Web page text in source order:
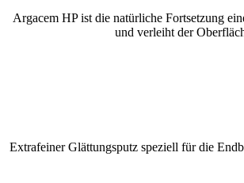
Argacem HP ist die natürliche Fortsetzung
und verleiht der
Extrafeiner Glättungsputz speziell für die